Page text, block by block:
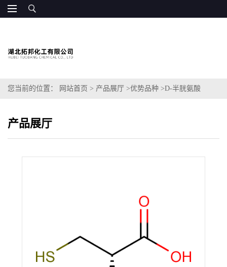
您当前的位置： 网站首页 > 产品展厅 >优势品种 >D-半胱氨酸
产品展厅